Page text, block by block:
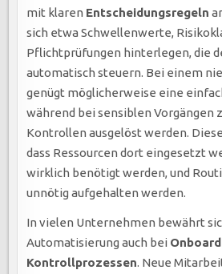
mit klaren Entscheidungsregeln
sich etwa Schwellenwerte,
Pflichtprüfungen hinterlegen, die
automatisch steuern. Bei einem
genügt möglicherweise eine
während bei sensiblen Vorgängen
Kontrollen ausgelöst werden.
dass Ressourcen dort eingesetzt
wirklich benötigt werden, und
unnötig aufgehalten werden.
In vielen Unternehmen bewährt
Automatisierung auch bei
Kontrollprozessen. Neue